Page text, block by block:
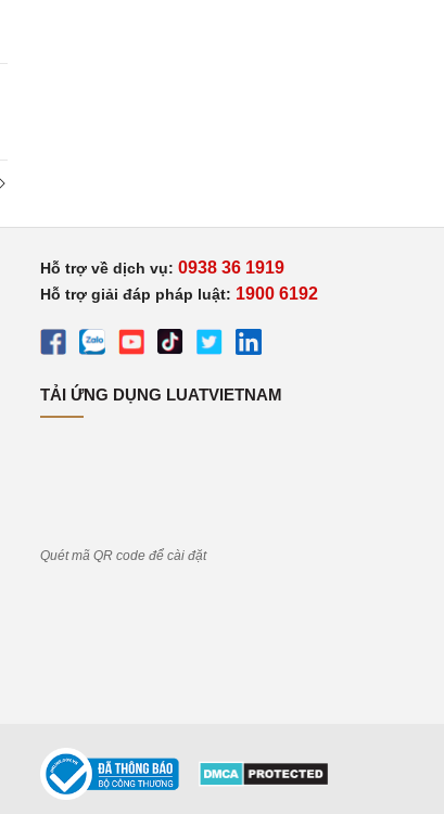
Hỗ trợ về dịch vụ: 0938 36 1919
Hỗ trợ giải đáp pháp luật: 1900 6192
TẢI ỨNG DỤNG LUATVIETNAM
Quét mã QR code để cài đặt